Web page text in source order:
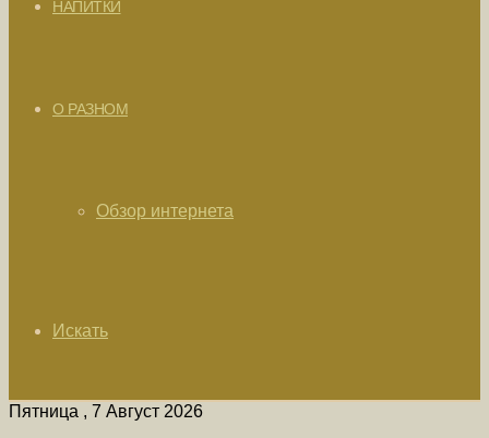
НАПИТКИ
О РАЗНОМ
Обзор интернета
Искать
Пятница , 7 Август 2026